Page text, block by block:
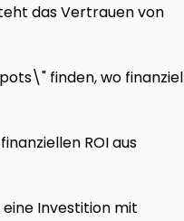
das Vertrauen von
finden, wo
ROI aus
Investition mit